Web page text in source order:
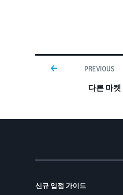
PREVIOUS
다른 마
신규 입점 가이드